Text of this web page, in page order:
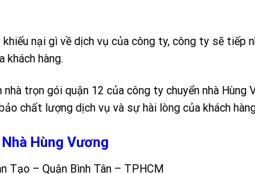
khiếu nại gì về dịch vụ của công ty, công ty sẽ tiếp
khách hàng.
trọn gói quận 12 của công ty chuyển nhà Hùng
chất lượng dịch vụ và sự hài lòng của khách
Hùng Vương
Tạo – Quận Bình Tân – TPHCM